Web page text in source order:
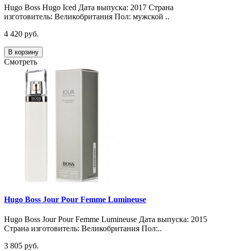
Hugo Boss Hugo Iced Дата выпуска: 2017 Страна
изготовитель: Великобритания Пол: мужской ..
4 420 руб.
В корзину
Смотреть
Hugo Boss Jour Pour Femme Lumineuse
Hugo Boss Jour Pour Femme Lumineuse Дата выпуска: 2015
Страна изготовитель: Великобритания Пол:..
3 805 руб.